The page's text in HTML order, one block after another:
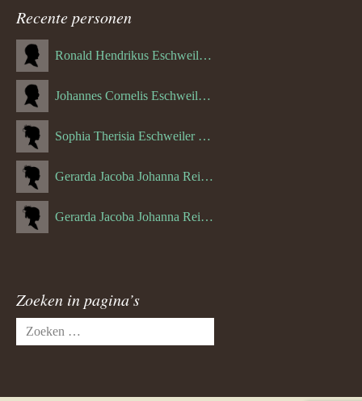
navigatie
Recente personen
Ronald Hendrikus Eschweiler (04-12-1957)
Johannes Cornelis Eschweiler (06-10-1927)
Sophia Therisia Eschweiler (05-07-1923)
Gerarda Jacoba Johanna Reijnen (27-10-1908)
Gerarda Jacoba Johanna Reijnen (10-04-1910)
Zoeken in pagina’s
Zoeken
naar: